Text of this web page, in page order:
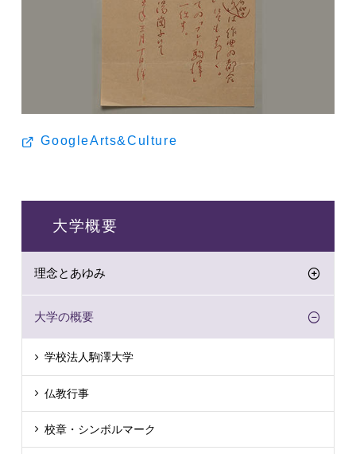
GoogleArts&Culture
大学概要
理念とあゆみ
大学の概要
学校法人駒澤大学
仏教行事
校章・シンボルマーク